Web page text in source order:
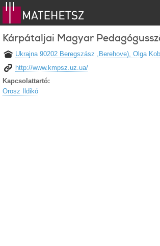
Kárpátaljai Magyar
Ukrajna 90202 Beregszász ,Berehove), Olga
http://www.kmpsz.uz.ua/
Kapcsolattartó:
Orosz Ildikó